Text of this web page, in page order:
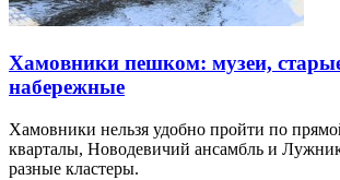
Хамовники пешком: музеи,
набережные
Хамовники нельзя удобно пройти по
кварталы, Новодевичий ансамбль и
разные кластеры.